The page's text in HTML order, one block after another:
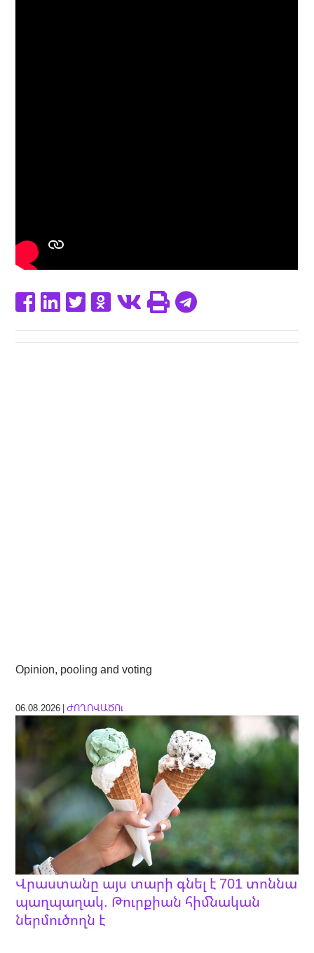
Opinion, pooling and voting
06.08.2026 |ԺՈՂՈՎԱԾՈւ
Վրաստանը այս տարի գնել է 701 տոննա
պաղպաղակ. Թուրքիան հիմնական
ներմուծողն է